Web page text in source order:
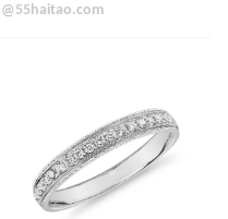
@55haitao.com